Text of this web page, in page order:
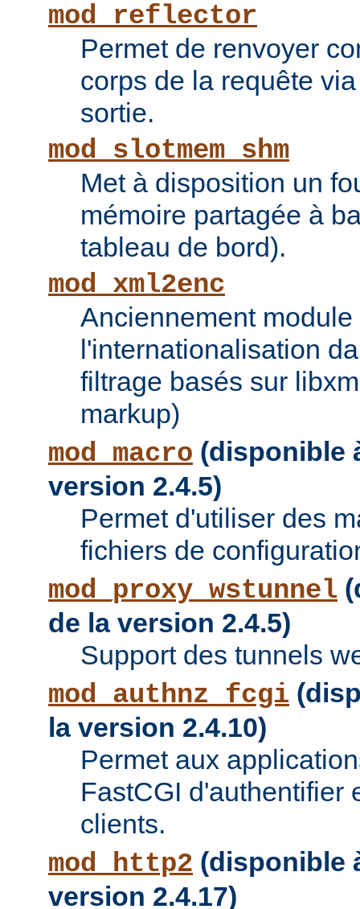
mod_reflector
Permet de renvoyer
corps de la requête
sortie.
mod_slotmem_shm
Met à disposition un
mémoire partagée à
tableau de bord).
mod_xml2enc
Anciennement
l'internationalisation
filtrage basés sur
markup)
mod_macro (disponible
version 2.4.5)
Permet d'utiliser des
fichiers de
mod_proxy_wstunnel
de la version 2.4.5)
Support des tunnels
mod_authnz_fcgi
la version 2.4.10)
Permet aux
FastCGI d'authentifier
clients.
mod_http2 (disponible
version 2.4.17)